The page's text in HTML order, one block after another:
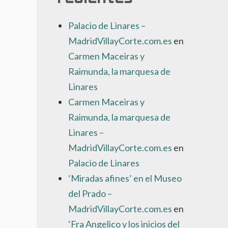
Palacio de Linares –
MadridVillayCorte.com.es en
Carmen Maceiras y
Raimunda, la marquesa de
Linares
Carmen Maceiras y
Raimunda, la marquesa de
Linares –
MadridVillayCorte.com.es en
Palacio de Linares
‘Miradas afines’ en el Museo
del Prado –
MadridVillayCorte.com.es en
‘Fra Angelico y los inicios del